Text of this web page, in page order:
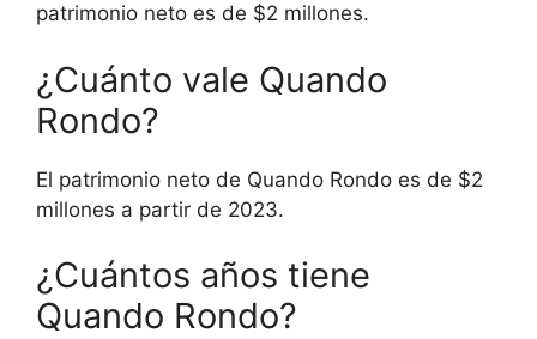
patrimonio neto es de $2 millones.
¿Cuánto vale Quando
Rondo?
El patrimonio neto de Quando Rondo es de $2
millones a partir de 2023.
¿Cuántos años tiene
Quando Rondo?